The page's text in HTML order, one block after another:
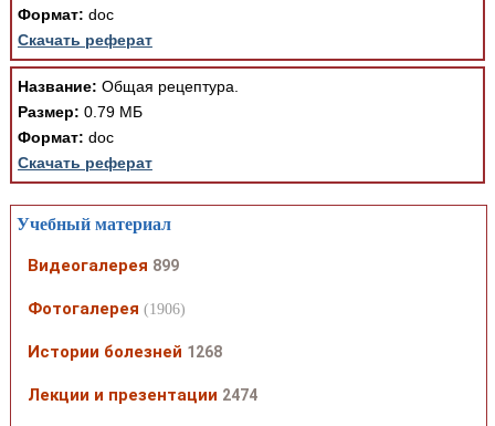
Формат: doc
Скачать реферат
Название: Общая рецептура.
Размер: 0.79 МБ
Формат: doc
Скачать реферат
Учебный материал
Видеогалерея 899
Фотогалерея (1906)
Истории болезней 1268
Лекции и презентации 2474